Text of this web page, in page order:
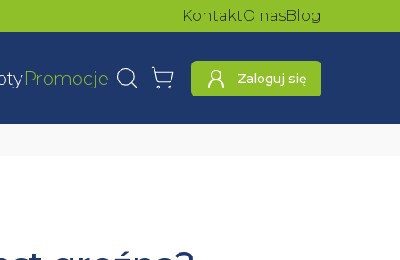
KontaktO nasBlog
Promocje WyszukajKoszyk Zaloguj się